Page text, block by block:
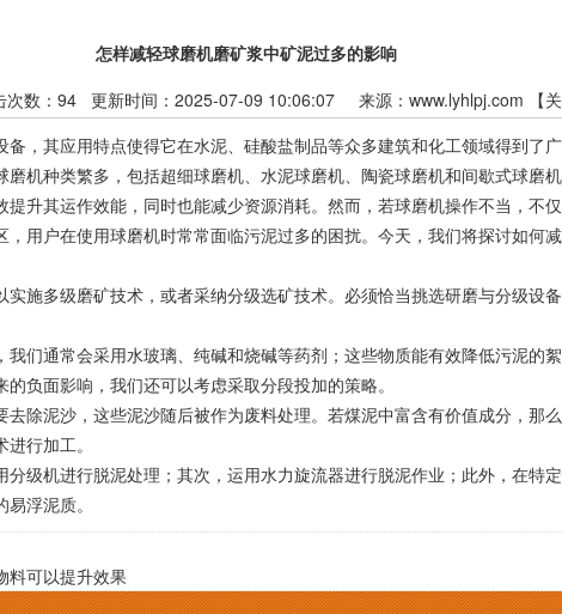
怎样减轻球磨机磨矿浆中矿泥过多的影响
次数： 94更新时间：2025-07-09 10:06:07 来源： www.lyhlpj.com 【
其应用特点使得它在水泥、硅酸盐制品等众多建筑和化工领域得到了
机种类繁多，包括超细球磨机、水泥球磨机、陶瓷球磨机和间歇式球磨
升其运作效能，同时也能减少资源消耗。然而，若球磨机操作不当，不
用户在使用球磨机时常常面临污泥过多的困扰。今天，我们将探讨如何
多级磨矿技术，或者采纳分级选矿技术。必须恰当挑选研磨与分级设
通常会采用水玻璃、纯碱和烧碱等药剂；这些物质能有效降低污泥的絮
负面影响，我们还可以考虑采取分段投加的策略。
泥沙，这些泥沙随后被作为废料处理。若煤泥中富含有价值成分，那
行加工。
机进行脱泥处理；其次，运用水力旋流器进行脱泥作业；此外，在特
浮泥质。
料可以提升效果